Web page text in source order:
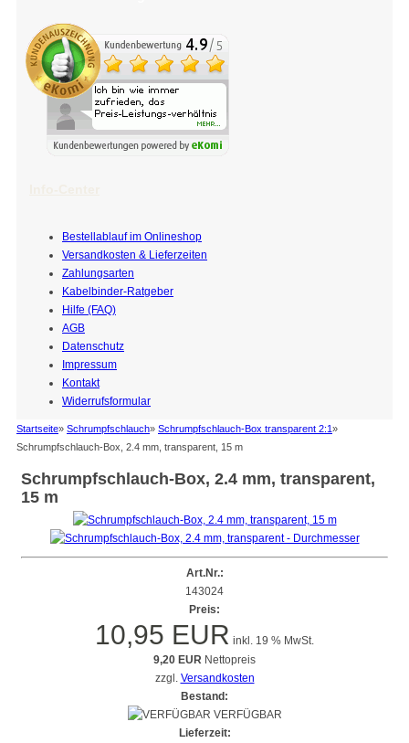
Bestellablauf im Onlineshop
Versandkosten & Lieferzeiten
Zahlungsarten
Kabelbinder-Ratgeber
Hilfe (FAQ)
AGB
Datenschutz
Impressum
Kontakt
Widerrufsformular
Startseite» Schrumpfschlauch» Schrumpfschlauch-Box transparent 2:1»
Schrumpfschlauch-Box, 2.4 mm, transparent, 15 m
Schrumpfschlauch-Box, 2.4 mm, transparent,
15 m
Art.Nr.:
143024
Preis:
10,95 EUR inkl. 19 % MwSt.
9,20 EUR Nettopreis
zzgl. Versandkosten
Bestand:
VERFÜGBAR
Lieferzeit: